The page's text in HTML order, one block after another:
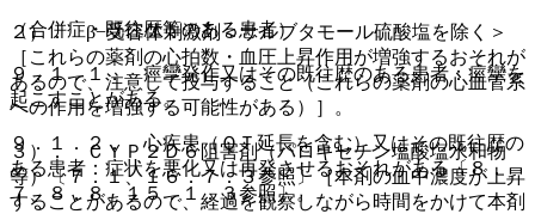
２）． β−受容体刺激剤＜サルブタモール硫酸塩を除く＞
［これらの薬剤の心拍数・血圧上昇作用が増強するおそれが
あるので、注意して投与すること（これらの薬剤の心血管系
への作用を増強する可能性がある）］。
３）． ＣＹＰ２Ｄ６阻害剤（パロキセチン塩酸塩水和物
等）〔７．１、１６．７．３参照〕［本剤の血中濃度が上昇
することがあるので、経過を観察しながら時間をかけて本剤
（合併症・既往歴等のある患者）
９．１．１． 痙攣発作又はその既往歴のある患者：痙攣を
起こすことがある。
９．１．２． 心疾患（ＱＴ延長を含む）又はその既往歴の
ある患者：症状を悪化又は再発させるおそれがある〔８．
７、８．８、１５．１．３参照〕。